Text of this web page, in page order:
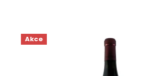
Akce